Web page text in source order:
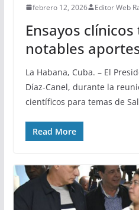
febrero 12, 2026 Editor Web
Ensayos
notables
La Habana, Cuba. – El
Díaz-Canel, durante la
científicos para temas de
Read More